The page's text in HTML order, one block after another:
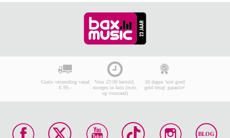
Gratis verzending vanaf
€ 99,-
Voor 23:00 besteld,
morgen in huis (mits
op voorraad)
30 dagen 'niet goed
geld terug' garantie!
BLOG